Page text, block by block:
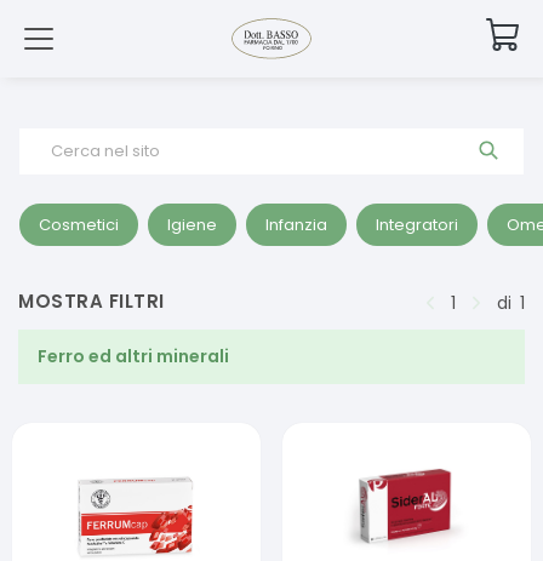
Cerca nel sito
Cosmetici Igiene Infanzia Integratori
MOSTRA FILTRI 1 di 1
Ferro ed altri minerali